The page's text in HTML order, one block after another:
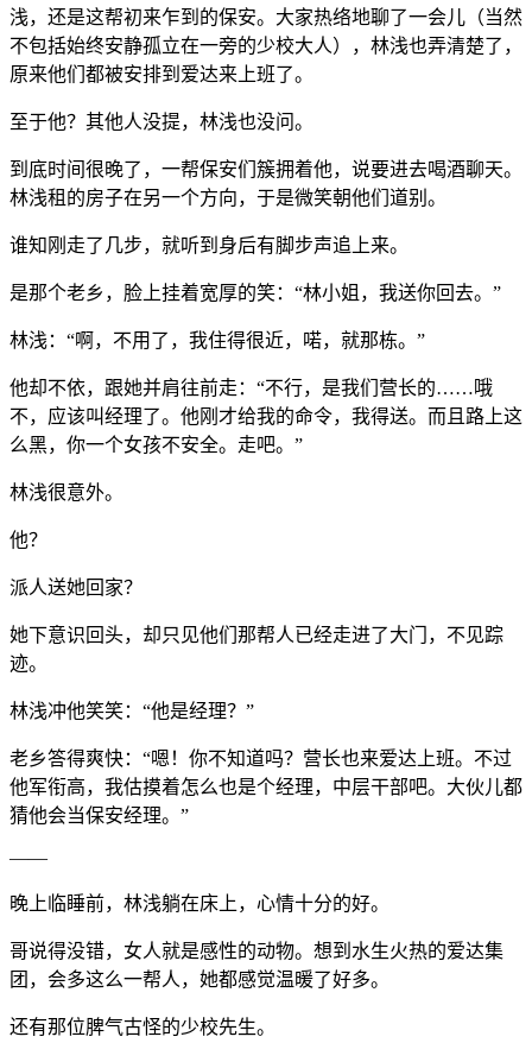
浅，还是这帮初来乍到的保安。大家热络地聊了一会儿（当然
不包括始终安静孤立在一旁的少校大人），林浅也弄清楚了，
原来他们都被安排到爱达来上班了。
至于他？其他人没提，林浅也没问。
到底时间很晚了，一帮保安们簇拥着他，说要进去喝酒聊天。
林浅租的房子在另一个方向，于是微笑朝他们道别。
谁知刚走了几步，就听到身后有脚步声追上来。
是那个老乡，脸上挂着宽厚的笑：“林小姐，我送你回去。”
林浅：“啊，不用了，我住得很近，喏，就那栋。”
他却不依，跟她并肩往前走：“不行，是我们营长的……哦
不，应该叫经理了。他刚才给我的命令，我得送。而且路上这
么黑，你一个女孩不安全。走吧。”
林浅很意外。
他？
派人送她回家？
她下意识回头，却只见他们那帮人已经走进了大门，不见踪
迹。
林浅冲他笑笑：“他是经理？”
老乡答得爽快：“嗯！你不知道吗？营长也来爱达上班。不过
他军衔高，我估摸着怎么也是个经理，中层干部吧。大伙儿都
猜他会当保安经理。”
——
晚上临睡前，林浅躺在床上，心情十分的好。
哥说得没错，女人就是感性的动物。想到水生火热的爱达集
团，会多这么一帮人，她都感觉温暖了好多。
还有那位脾气古怪的少校先生。